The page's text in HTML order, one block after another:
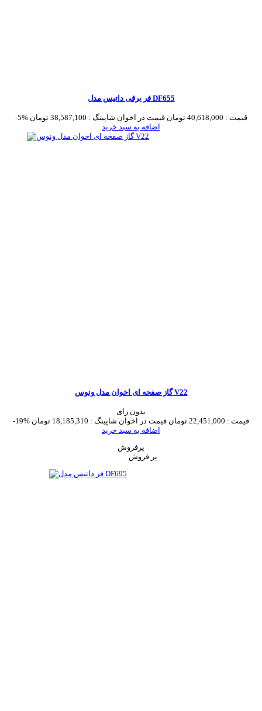
فر برقی داتیس مدل DF655
-5% قیمت : 40,618,000 تومان قیمت در اخوان شاپینگ : 38,587,100 تومان
اضافه به سبد خرید
گاز صفحه ای اخوان مدل ونوس V22
بدون رای
-19%
قیمت : 22,451,000 تومان قیمت در اخوان شاپینگ : 18,185,310 تومان
اضافه به سبد خرید
پرفروش